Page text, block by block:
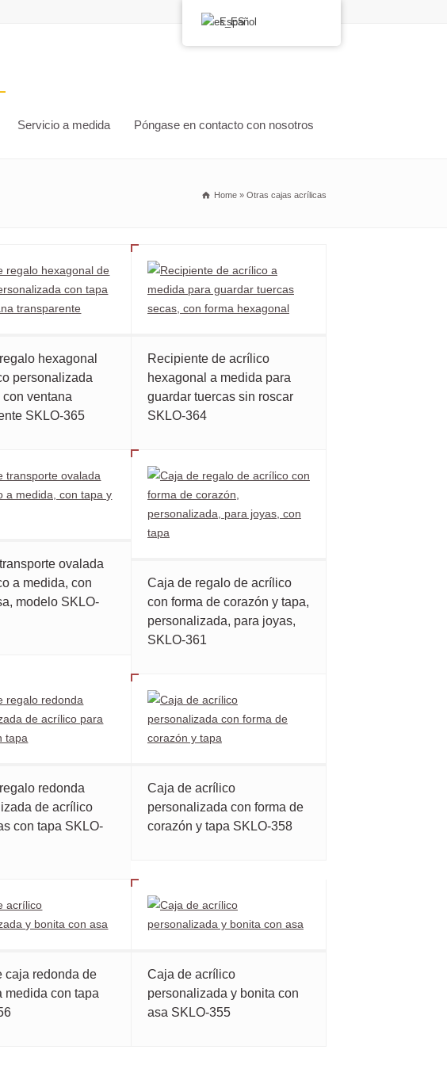
Servicio a medida Póngase en contacto con nosotros
Home » Otras cajas acrílicas
hexagonal
personalizada
con ventana
SKLO-365
Recipiente de acrílico
hexagonal a medida para
guardar tuercas sin roscar
SKLO-364
ovalada
a medida, con
modelo SKLO-
Caja de regalo de acrílico
con forma de corazón y tapa,
personalizada, para joyas,
SKLO-361
redonda
de acrílico
con tapa SKLO-
Caja de acrílico
personalizada con forma de
corazón y tapa SKLO-358
caja redonda de
medida con tapa
Caja de acrílico
personalizada y bonita con
asa SKLO-355
Español